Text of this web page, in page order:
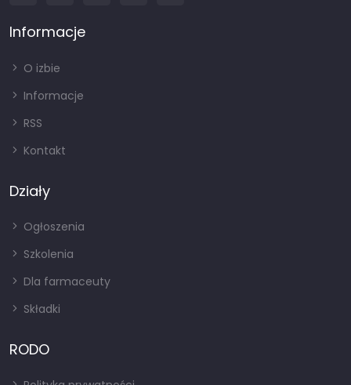
Informacje
O izbie
Informacje
RSS
Kontakt
Działy
Ogłoszenia
Szkolenia
Dla farmaceuty
Składki
RODO